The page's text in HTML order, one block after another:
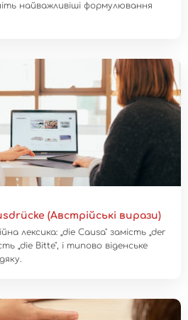
найважливіші формулювання
(Австрійські вирази)
лексика: „die Causa" замість „der
„die Bitte", і типово віденське